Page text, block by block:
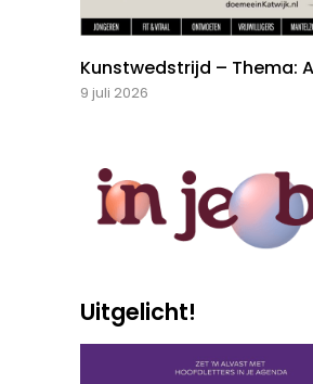
Kunstwedstrijd – Thema:
9 juli 2026
Uitgelicht!